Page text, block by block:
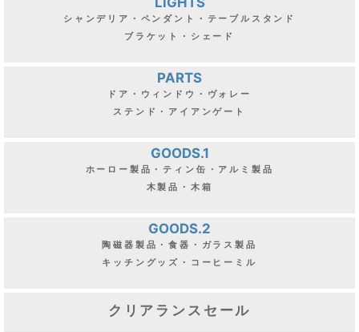
シャンデリア・ペンダント・テーブルスタンド
ブラケット・シェード
PARTS
ドア・ウィンドウ・ヴォレー
ステンド・アイアンゲート
GOODS.1
ホーロー製品・ティン缶・アルミ製品
木製品・木箱
GOODS.2
陶磁器製品・食器・ガラス製品
キッチングッズ・コーヒーミル
クリアランスセール